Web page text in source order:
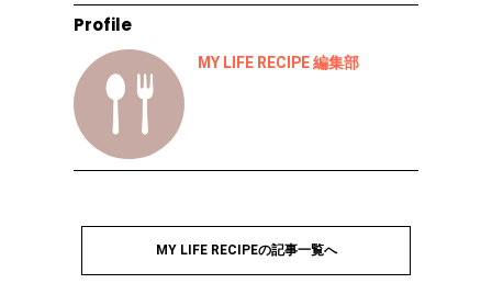
Profile
MY LIFE RECIPE 編集部
MY LIFE RECIPEの記事一覧へ